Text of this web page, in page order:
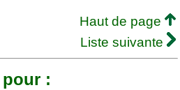
Haut de page
Liste suivante
: